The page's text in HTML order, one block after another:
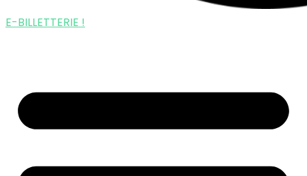
E-BILLETTERIE !